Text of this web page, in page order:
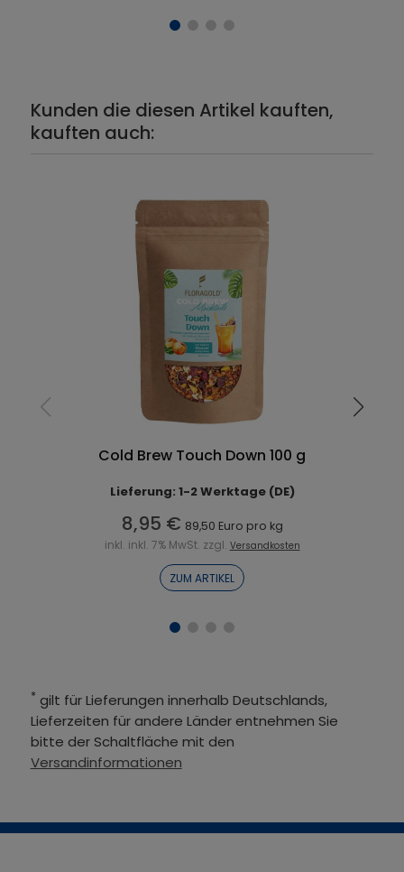
Kunden die diesen Artikel kauften,
kauften auch:
Cold Brew Touch Down 100 g
Lieferung: 1-2 Werktage (DE)
8,95 € 89,50 Euro pro kg
inkl. inkl. 7% MwSt. zzgl. Versandkosten
ZUM ARTIKEL
* gilt für Lieferungen innerhalb Deutschlands,
Lieferzeiten für andere Länder entnehmen Sie
bitte der Schaltfläche mit den
Versandinformationen